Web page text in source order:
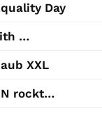
Day
…
XXL
rockt…